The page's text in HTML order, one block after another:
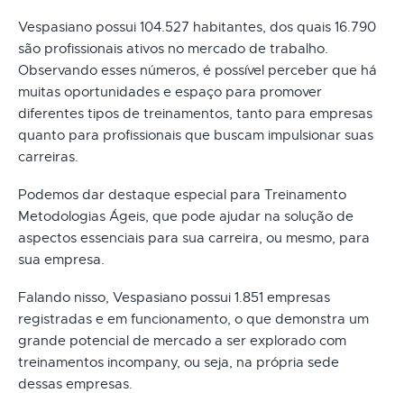
Vespasiano possui 104.527 habitantes, dos quais 16.790
são profissionais ativos no mercado de trabalho.
Observando esses números, é possível perceber que há
muitas oportunidades e espaço para promover
diferentes tipos de treinamentos, tanto para empresas
quanto para profissionais que buscam impulsionar suas
carreiras.
Podemos dar destaque especial para Treinamento
Metodologias Ágeis, que pode ajudar na solução de
aspectos essenciais para sua carreira, ou mesmo, para
sua empresa.
Falando nisso, Vespasiano possui 1.851 empresas
registradas e em funcionamento, o que demonstra um
grande potencial de mercado a ser explorado com
treinamentos incompany, ou seja, na própria sede
dessas empresas.